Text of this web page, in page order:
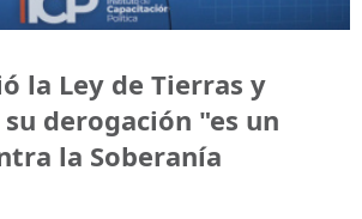
la Ley de Tierras y
derogación "es un
la Soberanía